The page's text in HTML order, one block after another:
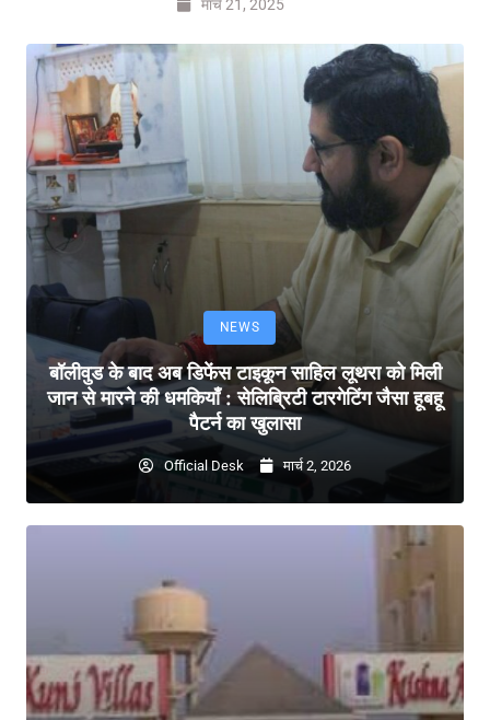
मार्च 21, 2025
NEWS
बॉलीवुड के बाद अब डिफेंस टाइकून साहिल लूथरा को मिली
जान से मारने की धमकियाँ : सेलिब्रिटी टारगेटिंग जैसा हूबहू
पैटर्न का खुलासा
Official Desk मार्च 2, 2026